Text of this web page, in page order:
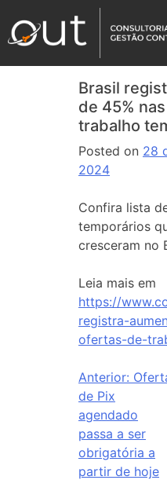
Brasil
de 45%
trabalho
Posted on 28
2024
Confira lista
temporários
cresceram no
Leia mais em
https://
registra-
ofertas-de-
Anterior:
de Pix
agendado
passa a ser
obrigatória a
partir de hoje